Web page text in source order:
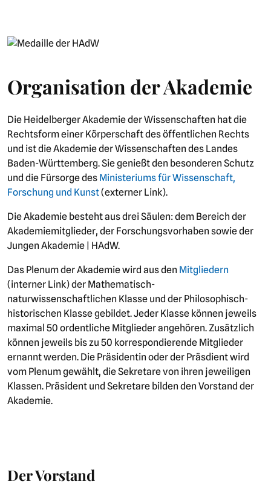
Organisation der Akademie
Die Heidelberger Akademie der Wissenschaften hat die
Rechtsform einer Körperschaft des öffentlichen Rechts
und ist die Akademie der Wissenschaften des Landes
Baden-Württemberg. Sie genießt den besonderen Schutz
und die Fürsorge des Ministeriums für Wissenschaft,
Forschung und Kunst(externer Link).
Die Akademie besteht aus drei Säulen: dem Bereich der
Akademiemitglieder, der Forschungsvorhaben sowie der
Jungen Akademie | HAdW.
Das Plenum der Akademie wird aus den Mitgliedern
(interner Link) der Mathematisch-
naturwissenschaftlichen Klasse und der Philosophisch-
historischen Klasse gebildet. Jeder Klasse können jeweils
maximal 50 ordentliche Mitglieder angehören. Zusätzlich
können jeweils bis zu 50 korrespondierende Mitglieder
ernannt werden. Die Präsidentin oder der Präsdient wird
vom Plenum gewählt, die Sekretare von ihren jeweiligen
Klassen. Präsident und Sekretare bilden den Vorstand der
Akademie.
Bild
Der Vorstand